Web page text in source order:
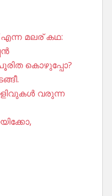
മലര് കഥ:
കൊഴുപ്പോ?
വരുന്ന